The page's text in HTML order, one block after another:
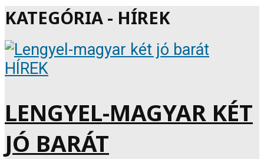
KATEGÓRIA - HÍREK
HÍREK
LENGYEL-MAGYAR KÉT
JÓ BARÁT